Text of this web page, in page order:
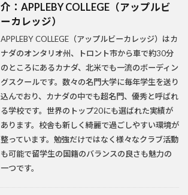
介：APPLEBY COLLEGE（アップルビ
ーカレッジ）
APPLEBY COLLEGE（アップルビーカレッジ）はカ
ナダのオンタリオ州、トロント市から車で約30分
のところにあるカナダ、北米でも一流のボーディン
グスクールです。数々の名門大学に毎年学生を送り
込んでおり、カナダの中でも超名門、優秀と呼ばれ
る学校です。世界のトップ20にも選ばれた実績が
あります。校舎も新しく綺麗で過ごしやすい環境が
整っています。勉強だけではなく様々なクラブ活動
も可能で留学生の国籍のバランスの良さも魅力の
一つです。